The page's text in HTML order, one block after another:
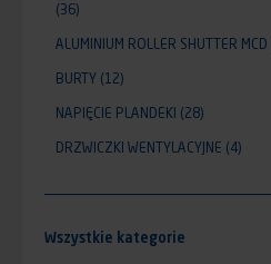
(36)
ALUMINIUM ROLLER SHUTTER MCD
BURTY (12)
NAPIĘCIE PLANDEKI (28)
DRZWICZKI WENTYLACYJNE (4)
Wszystkie kategorie